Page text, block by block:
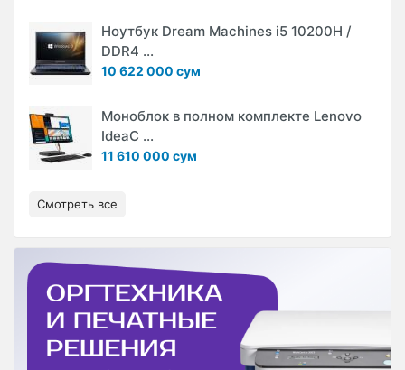
Ноутбук Dream Machines i5 10200H /
DDR4 ...
10 622 000 сум
Моноблок в полном комплекте Lenovo
IdeaC ...
11 610 000 сум
Смотреть все